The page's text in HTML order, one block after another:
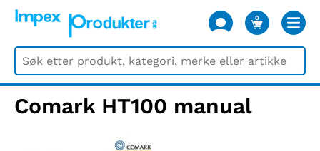
0
VARER
Comark HT100 manual